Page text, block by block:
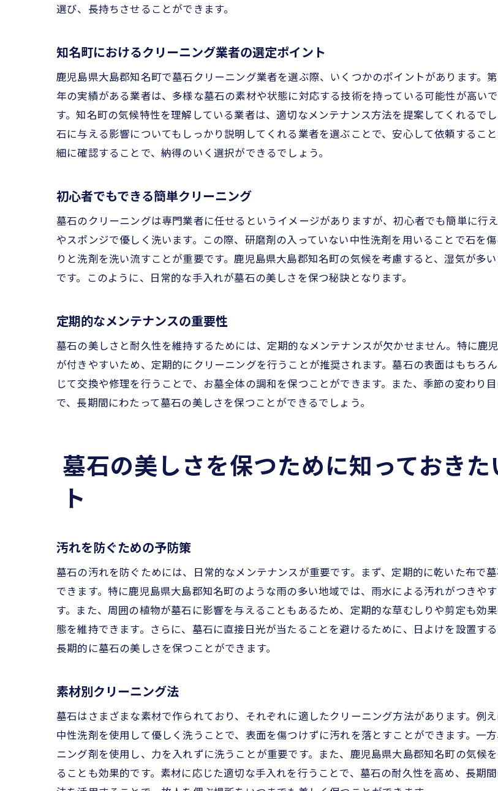
長持ちさせるための工夫
日常的にできる簡単メンテナンス
プロが教える長期間維持の秘訣
頻度とタイミングの見極め方
美しさを保つためのチェックリスト
古い墓石の再生方法
鹿児島県特有の石材への配慮
長期間の耐久性を考慮したクリーニング法
耐久性を高めるための道具と資材
専門家による耐久性評価の重要性
エコフレンドリーな洗剤の選び方
自然素材を使ったクリーニング法
環境に優しいクリーニングの工夫
持続可能なクリーニングとは
知名町での墓石クリーニング実施例と成功談
プロジェクトの背景と結果
成功談から学ぶクリーニングの秘訣
知名町でのクリーニングの歴史と進化
選び、長持ちさせることができます。
知名町におけるクリーニング業者の選定ポイント
鹿児島県大島郡知名町で墓石クリーニング業者を選ぶ際、いくつかのポイントがあります。
年の実績がある業者は、多様な墓石の素材や状態に対応する技術を持っている可能性が高い
す。知名町の気候特性を理解している業者は、適切なメンテナンス方法を提案してくれるで
石に与える影響についてもしっかり説明してくれる業者を選ぶことで、安心して依頼するこ
細に確認することで、納得のいく選択ができるでしょう。
初心者でもできる簡単クリーニング
墓石のクリーニングは専門業者に任せるというイメージがありますが、初心者でも簡単に行
やスポンジで優しく洗います。この際、研磨剤の入っていない中性洗剤を用いることで石を
りと洗剤を洗い流すことが重要です。鹿児島県大島郡知名町の気候を考慮すると、湿気が多
です。このように、日常的な手入れが墓石の美しさを保つ秘訣となります。
定期的なメンテナンスの重要性
墓石の美しさと耐久性を維持するためには、定期的なメンテナンスが欠かせません。特に鹿
が付きやすいため、定期的にクリーニングを行うことが推奨されます。墓石の表面はもちろ
じて交換や修理を行うことで、お墓全体の調和を保つことができます。また、季節の変わり
で、長期間にわたって墓石の美しさを保つことができるでしょう。
墓石の美しさを保つために知っておき
ト
汚れを防ぐための予防策
墓石の汚れを防ぐためには、日常的なメンテナンスが重要です。まず、定期的に乾いた布で
できます。特に鹿児島県大島郡知名町のような雨の多い地域では、雨水による汚れがつきや
す。また、周囲の植物が墓石に影響を与えることもあるため、定期的な草むしりや剪定も効
態を維持できます。さらに、墓石に直接日光が当たることを避けるために、日よけを設置す
長期的に墓石の美しさを保つことができます。
素材別クリーニング法
墓石はさまざまな素材で作られており、それぞれに適したクリーニング方法があります。例
中性洗剤を使用して優しく洗うことで、表面を傷つけずに汚れを落とすことができます。一
ニング剤を使用し、力を入れずに洗うことが重要です。また、鹿児島県大島郡知名町の気候
ることも効果的です。素材に応じた適切な手入れを行うことで、墓石の耐久性を高め、長期
お気軽にお問い合わせください
お気軽にお問い合わせください